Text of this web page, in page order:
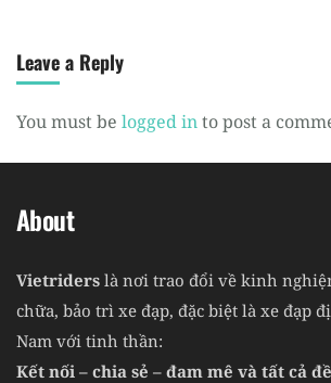
Leave a Reply
You must be logged into post a
About
Vietriders là nơi trao đổi về kinh
chữa, bảo trì xe đạp, đặc biệt là xe đạp
Nam với tinh thần:
Kết nối – chia sẻ – đam mê và tất cả